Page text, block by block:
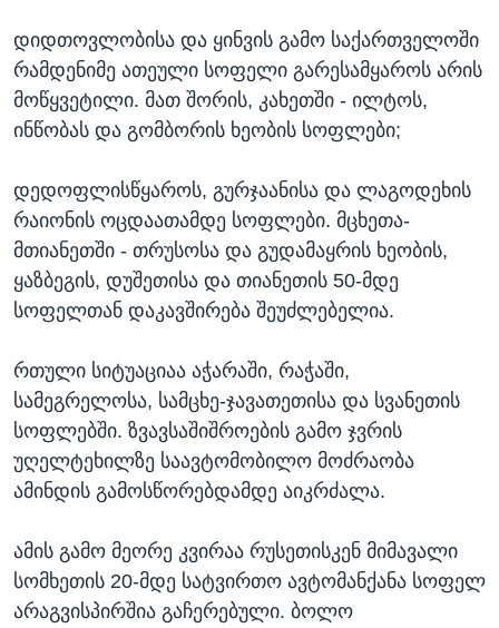
დიდთოვლობისა და ყინვის გამო საქართველოში
რამდენიმე ათეული სოფელი გარესამყაროს არის
მოწყვეტილი. მათ შორის, კახეთში - ილტოს,
ინწობას და გომბორის ხეობის სოფლები;
დედოფლისწყაროს, გურჯაანისა და ლაგოდეხის
რაიონის ოცდაათამდე სოფლები. მცხეთა-
მთიანეთში - თრუსოსა და გუდამაყრის ხეობის,
ყაზბეგის, დუშეთისა და თიანეთის 50-მდე
სოფელთან დაკავშირება შეუძლებელია.
რთული სიტუაციაა აჭარაში, რაჭაში,
სამეგრელოსა, სამცხე-ჯავათეთისა და სვანეთის
სოფლებში. ზვავსაშიშროების გამო ჯვრის
უღელტეხილზე საავტომობილო მოძრაობა
ამინდის გამოსწორებდამდე აიკრძალა.
ამის გამო მეორე კვირაა რუსეთისკენ მიმავალი
სომხეთის 20-მდე სატვირთო ავტომანქანა სოფელ
არაგვისპირშია გაჩერებული. ბოლო